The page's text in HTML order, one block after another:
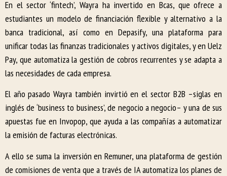
En el sector ‘fintech’, Wayra ha invertido en Bcas, que ofrece a
estudiantes un modelo de financiación flexible y alternativo a la
banca tradicional, así como en Depasify, una plataforma para
unificar todas las finanzas tradicionales y activos digitales, y en Uelz
Pay, que automatiza la gestión de cobros recurrentes y se adapta a
las necesidades de cada empresa.
El año pasado Wayra también invirtió en el sector B2B –siglas en
inglés de ‘business to business’, de negocio a negocio– y una de sus
apuestas fue en Invopop, que ayuda a las compañías a automatizar
la emisión de facturas electrónicas.
A ello se suma la inversión en Remuner, una plataforma de gestión
de comisiones de venta que a través de IA automatiza los planes de